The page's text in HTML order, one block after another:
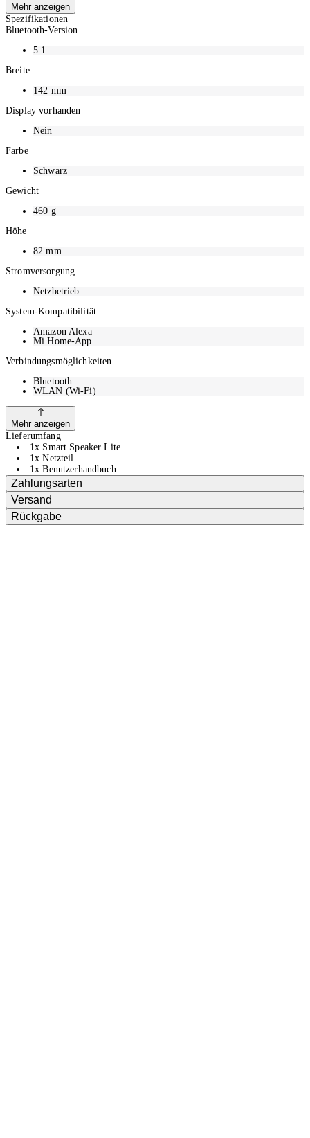
Mehr anzeigen
Spezifikationen
Bluetooth-Version
5.1
Breite
142 mm
Display vorhanden
Nein
Farbe
Schwarz
Gewicht
460 g
Höhe
82mm
Stromversorgung
Netzbetrieb
System-Kompatibilität
Amazon Alexa
Mi Home-App
Verbindungsmöglichkeiten
Bluetooth
WLAN (Wi-Fi)
Mehr anzeigen
Lieferumfang
1x Smart Speaker Lite
1x Netzteil
1x Benutzerhandbuch
Zahlungsarten
Versand
Rückgabe